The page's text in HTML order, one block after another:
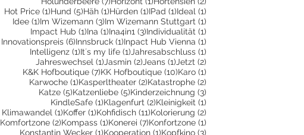
Hot Price (1)1 Beitrag
Hund (5)5 Beiträge
Häh (1)1 Beitrag
Hürden (1)1 Beitrag
IPad (1)1 Beitrag
Ideal (1)
Idee (1)1 Beitrag
Im Wizemann (3)3 Beiträge
Im Wizemann Stuttgart (1)
Impact Hub (1)1 Beitrag
Ina (1)1 Beitrag
Ina4in1 (3)3 Beiträge
Individualität (1)
Innovationspreis (6)6 Beiträge
Innsbruck (1)1 Beitrag
Inpact Hub Vienna (1)
Intelligenz (1)1 Beitrag
It´s my life (1) 1 Beitrag
Jahresabschluss (1)
Jahreswechsel (1) 1 Beitrag
Jasmin (2) 2 Beiträge
Jeans (1) 1 Beitrag
Jetzt (2)
K&K Hofboutique (7)7 Beiträge
KK Hofboutique (10)10 Beiträge
Karo (1)
Karwoche (1)1 Beitrag
Kasperltheater (2)2 Beiträge
Katastrophe (2)
Katze (5)5 Beiträge
Katzenliebe (5)5 Beiträge
Kinderzeichnung (3)
KindleSafe (1)1 Beitrag
Klagenfurt (2)2 Beiträge
Kleinigkeit (1)
Klimawandel (1)1 Beitrag
Koffer (1)1 Beitrag
Kohfidisch (11)11 Beiträge
Kolorierung (2)
Komfortzone (2)2 Beiträge
Kompass (1)1 Beitrag
Konerei (7)7 Beiträge
Konfortzone (1)
Konstantin Wecker (1)1 Beitrag
Kooperation (1)1 Beitrag
Kopfkino (3)